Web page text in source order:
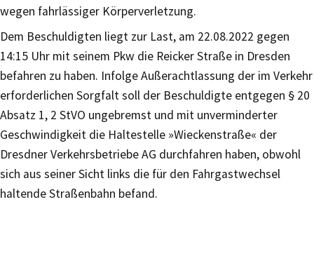
wegen fahrlässiger Körperverletzung.
Dem Beschuldigten liegt zur Last, am 22.08.2022 gegen
14:15 Uhr mit seinem Pkw die Reicker Straße in Dresden
befahren zu haben. Infolge Außerachtlassung der im Verkehr
erforderlichen Sorgfalt soll der Beschuldigte entgegen § 20
Absatz 1, 2 StVO ungebremst und mit unverminderter
Geschwindigkeit die Haltestelle »Wieckenstraße« der
Dresdner Verkehrsbetriebe AG durchfahren haben, obwohl
sich aus seiner Sicht links die für den Fahrgastwechsel
haltende Straßenbahn befand.